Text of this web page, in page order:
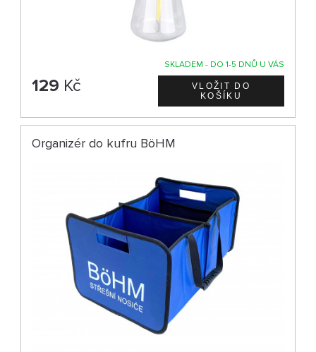
SKLADEM - DO 1-5 DNŮ U VÁS
129 Kč
Organizér do kufru BöHM